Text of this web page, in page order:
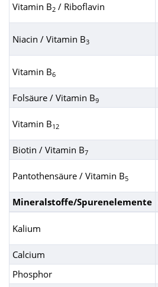
Vitamin B2 / Riboflavin
Niacin / Vitamin B3
Vitamin B6
Folsäure / Vitamin B9
Vitamin B12
Biotin / Vitamin B7
Pantothensäure / Vitamin B5
Mineralstoffe/Spurenelemente
Kalium
Calcium
Phosphor